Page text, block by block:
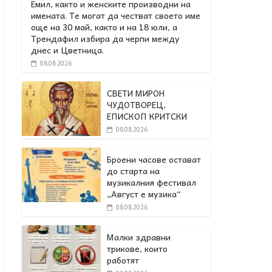
Емил, както и женските производни на
имената. Те могат да честват своето име
още на 30 май, както и на 18 юли, а
Трендафил избира да черпи между
днес и Цветница.
08.08.2026
СВЕТИ МИРОН
ЧУДОТВОРЕЦ,
ЕПИСКОП КРИТСКИ
08.08.2026
Броени часове остават
до старта на
музикалния фестивал
„Август е музика“
08.08.2026
Малки здравни
трикове, които
работят